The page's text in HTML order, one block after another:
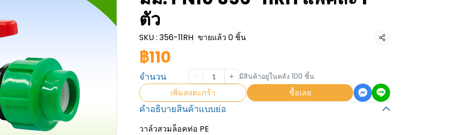
ตัว
SKU : 356-11RH ขายแล้ว 0 ชิ้น แชร์
฿110
จำนวน มีสินค้าอยู่ในคลัง 100 ชิ้น
เพิ่มลงตะกร้า ซื้อเลย
คำอธิบายสินค้าแบบย่อ
วาล์วสวมล็อคท่อ PE